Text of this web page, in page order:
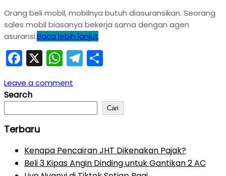
Orang beli mobil, mobilnya butuh diasuransikan. Seorang
sales mobil biasanya bekerja sama dengan agen
asuransi.Baca lebih lanjut
Facebook
X WhatsApp
Telegram
Leave a comment
Search
Cari
Terbaru
Kenapa Pencairan JHT Dikenakan Pajak?
Beli 3 Kipas Angin Dinding untuk Gantikan 2 AC